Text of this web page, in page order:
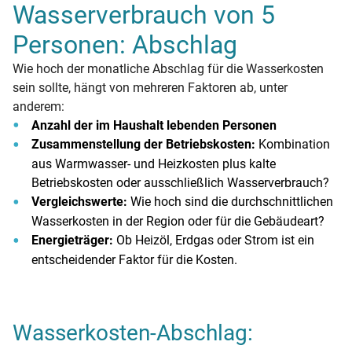
Wasserverbrauch von 5
Personen: Abschlag
Wie hoch der monatliche Abschlag für die Wasserkosten
sein sollte, hängt von mehreren Faktoren ab, unter
anderem:
Anzahl der im Haushalt lebenden Personen
Zusammenstellung der Betriebskosten: Kombination
aus Warmwasser- und Heizkosten plus kalte
Betriebskosten oder ausschließlich Wasserverbrauch?
Vergleichswerte: Wie hoch sind die durchschnittlichen
Wasserkosten in der Region oder für die Gebäudeart?
Energieträger: Ob Heizöl, Erdgas oder Strom ist ein
entscheidender Faktor für die Kosten.
Wasserkosten-Abschlag: